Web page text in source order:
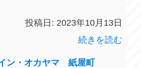
投稿日: 2023年10月13日
続きを読む
ン・オカヤマ 紙屋町